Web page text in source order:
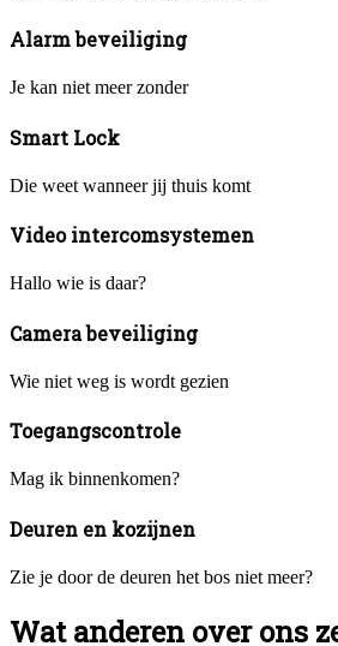
Alarm beveiliging
Je kan niet meer zonder
Smart Lock
Die weet wanneer jij thuis komt
Video intercomsystemen
Hallo wie is daar?
Camera beveiliging
Wie niet weg is wordt gezien
Toegangscontrole
Mag ik binnenkomen?
Deuren en kozijnen
Zie je door de deuren het bos niet meer?
Wat anderen over ons